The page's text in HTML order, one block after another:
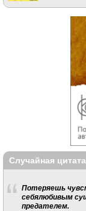
Случайная цитата
Потеряешь
себялюбивым
предателем.